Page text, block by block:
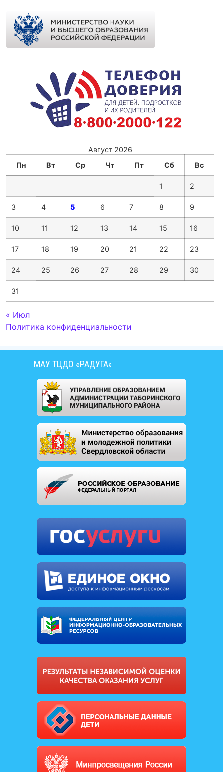
Август 2026
Пн
Вт Ср Чт Пт Сб Вс
1 2
3 4 5 6 7 8 9
10 11 12 13 14 15 16
17 18 19 20 21 22 23
24 25 26 27 28 29 30
31
« Июл
Политика конфиденциальности
МАУ ТЦДО «РАДУГА»